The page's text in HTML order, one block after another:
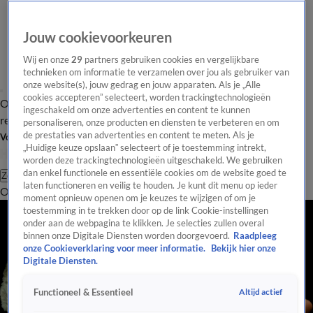
Overzicht Laatste nieuws Regionieuws Het beste van Hart
Tip de
redactie
Volg Hart van Nederland
Zoeken
OverzichtRegioUitzendingenWeerTip de redactiePanelVideo's
Jouw cookievoorkeuren
Wij en onze29 partners gebruiken cookies en vergelijkbare
technieken om informatie te verzamelen over jou als gebruiker van
onze website(s), jouw gedrag en jouw apparaten. Als je „Alle
cookies accepteren” selecteert, worden trackingtechnologieën
ingeschakeld om onze advertenties en content te kunnen
personaliseren, onze producten en diensten te verbeteren en om
de prestaties van advertenties en content te meten. Als je
„Huidige keuze opslaan” selecteert of je toestemming intrekt,
worden deze trackingtechnologieën uitgeschakeld. We gebruiken
dan enkel functionele en essentiële cookies om de website goed te
laten functioneren en veilig te houden. Je kunt dit menu op ieder
moment opnieuw openen om je keuzes te wijzigen of om je
toestemming in te trekken door op de link Cookie-instellingen
onder aan de webpagina te klikken. Je selecties zullen overal
binnen onze Digitale Diensten worden doorgevoerd. Raadpleeg
onze Cookieverklaring voor meer informatie.
Bekijk hier onze
Digitale Diensten.
Functioneel & Essentieel Altijd actief